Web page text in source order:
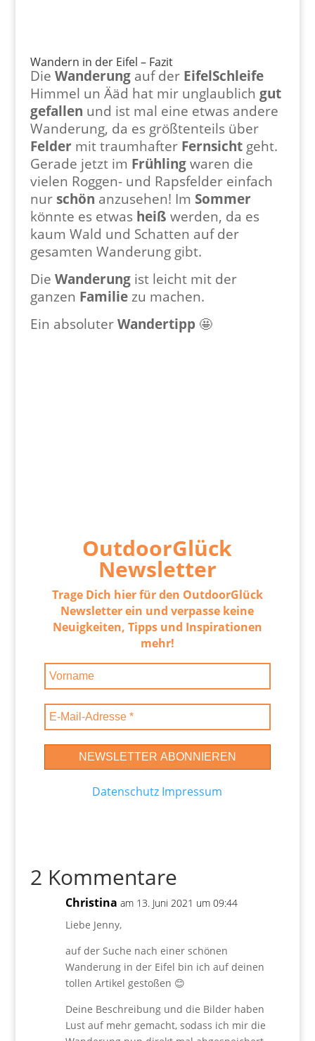
Wandern in der Eifel – Fazit
Die Wanderungauf der EifelSchleife
Himmel un Ääd hat mir unglaublich gut
gefallen und ist mal eine etwas andere
Wanderung, da es größtenteils über
Feldermit traumhafter Fernsichtgeht.
Gerade jetzt im Frühlingwaren die
vielen Roggen- und Rapsfelder einfach
nur schön anzusehen! Im Sommer
könnte es etwas heiß werden, da es
kaum Wald und Schatten auf der
gesamten Wanderung gibt.
Die Wanderungist leicht mit der
ganzen Familiezu machen.
Ein absoluter Wandertipp🤩
OutdoorGlück
Newsletter
Trage Dich hier für den OutdoorGlück
Newsletter ein und verpasse keine
Neuigkeiten, Tipps und Inspirationen
mehr!
Datenschutz Impressum
2 Kommentare
Christina am 13. Juni 2021 um 09:44
Liebe Jenny,
auf der Suche nach einer schönen
Wanderung in der Eifel bin ich auf deinen
tollen Artikel gestoßen 😊
Deine Beschreibung und die Bilder haben
Lust auf mehr gemacht, sodass ich mir die